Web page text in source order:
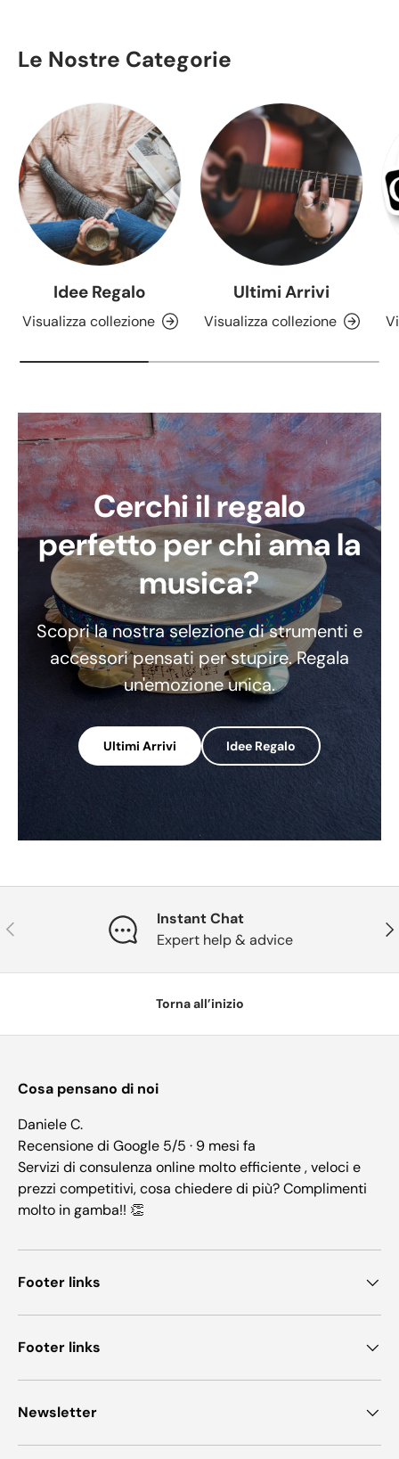
Le Nostre Categorie
Idee Regalo
Visualizza collezione
Ultimi Arrivi
Visualizza collezione
Cerchi il regalo
perfetto per chi ama la
musica?
Scopri la nostra selezione di strumenti e
accessori pensati per stupire. Regala
un'emozione unica.
Ultimi Arrivi Idee Regalo
Indietro
Instant Chat
Expert help & advice
Torna all’inizio
Cosa pensano di noi
Daniele C.
Recensione di Google 5/5 · 9 mesi fa
Servizi di consulenza online molto efficiente , veloci e
prezzi competitivi, cosa chiedere di più? Complimenti
molto in gamba!! 👏
Footer links
Footer links
Newsletter